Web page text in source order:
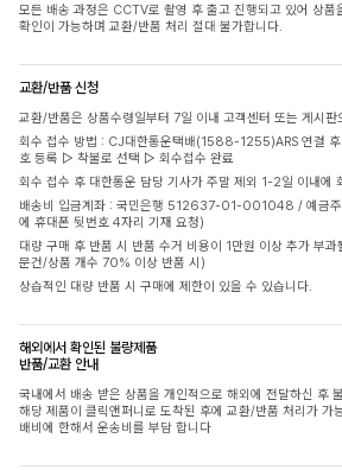
모든 배송 과정은 CCTV로 촬영 후 출고 진행되고 있어 상품
확인이 가능하며 교환/반품 처리 절대 불가합니다.
교환/반품 신청
교환/반품은 상품수령일부터 7일 이내 고객센터 또는 게시판
회수 접수 방법 : CJ대한통운택배(1588-1255)ARS 연결
호 등록 ▷ 착불로 선택 ▷ 회수접수 완료
회수 접수 후 대한통운 담당 기사가 주말 제외 1-2일 이내에
배송비 입금계좌 : 국민은행 512637-01-001048 / 예금주
에 휴대폰 뒷번호 4자리 기재 요청)
대량 구매 후 반품 시 반품 수거 비용이 1만원 이상 추가 부
문건/상품 개수 70% 이상 반품 시)
상습적인 대량 반품 시 구매에 제한이 있을 수 있습니다.
해외에서 확인된 불량제품
반품/교환 안내
국내에서 배송 받은 상품을 개인적으로 해외에 전달하신 후
해당 제품이 클릭앤퍼니로 도착된 후에 교환/반품 처리가 가
배비에 한해서 운송비를 부담 합니다